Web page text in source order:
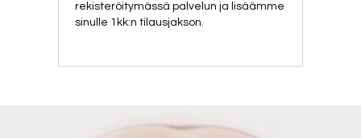
rekisteröitymässä palvelun ja lisäämme
sinulle 1kk:n tilausjakson.